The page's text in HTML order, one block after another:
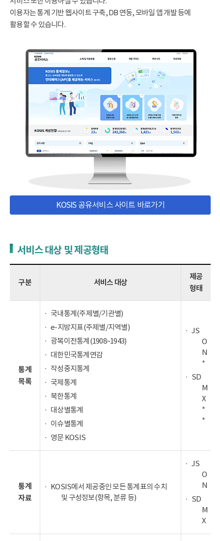
이용자는 통계 기반 웹사이트 구축, DB 연동, 모바일 앱 개발 등에
활용할 수 있습니다.
KOSIS 공유서비스 사이트 바로가기
서비스 대상 및 제공형태
구분 서비스 대상
제공
형태
통계
목록
국내통계(주제별/기관별)
e-지방지표(주제별/지역별)
광복이전통계(1908~1943)
대한민국통계연감
작성중지통계
국제통계
북한통계
대상별통계
이슈별통계
영문 KOSIS
JS
O
N
*
SD
M
X
*
*
통계
자료
KOSIS에서 제공중인 모든 통계표의 수치
및 구성정보(항목, 분류 등)
JS
O
N
SD
M
X